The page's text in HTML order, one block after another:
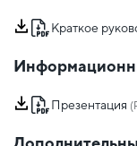
Краткое
Презентация